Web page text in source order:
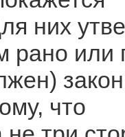
них
рано или
что